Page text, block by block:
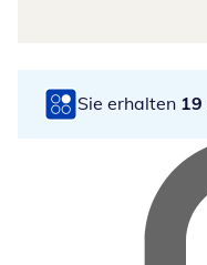
Sie erhalten 19